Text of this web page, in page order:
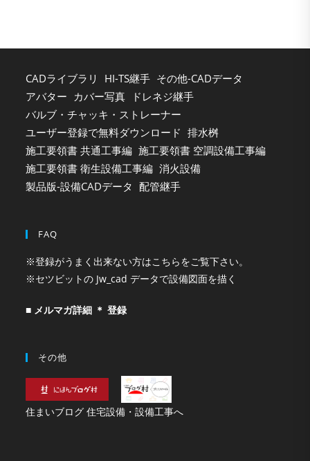
CADライブラリ HI-TS継手 その他-CADデータ
アバター カバー写真
ドレネジ継手
バルブ・チャッキ・ストレーナー
ユーザー登録で無料ダウンロード 排水桝
施工要領書 共通工事編 施工要領書 空調設備工事編
施工要領書 衛生設備工事編 消火設備
製品版-設備CADデータ 配管継手
FAQ
※登録がうまく出来ない方はこちらをご覧下さい。
※セツビットの Jw_cad データで設備図面を描く
■ メルマガ詳細 ＊ 登録
その他
住まいブログ 住宅設備・設備工事へ